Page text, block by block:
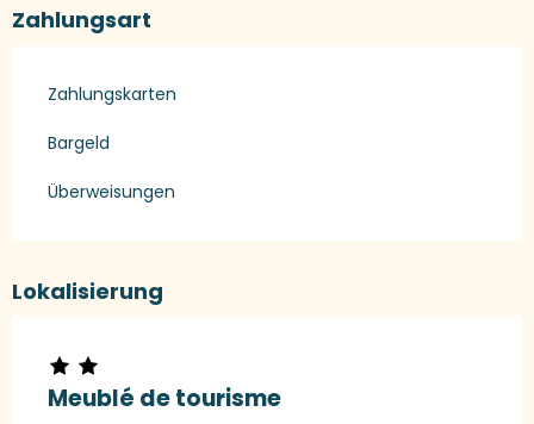
Zahlungsart
Zahlungskarten
Bargeld
Überweisungen
Lokalisierung
Meublé de tourisme